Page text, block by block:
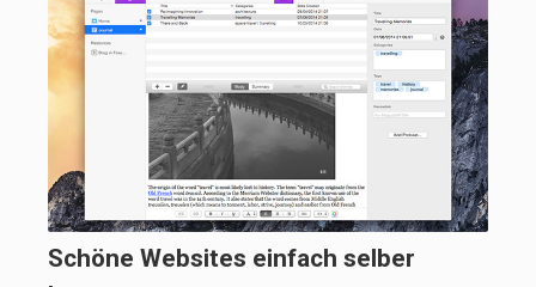
Schöne Websites einfach selber